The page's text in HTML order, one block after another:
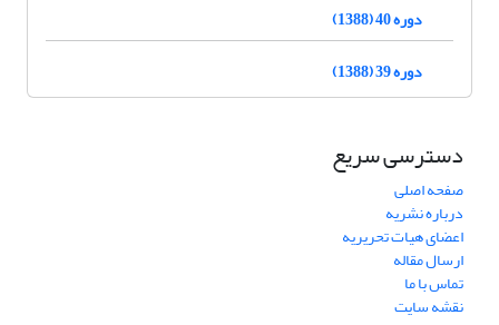
دوره 40 (1388)
دوره 39 (1388)
دسترسی سریع
صفحه اصلی
درباره نشریه
اعضای هیات تحریریه
ارسال مقاله
تماس با ما
نقشه سایت